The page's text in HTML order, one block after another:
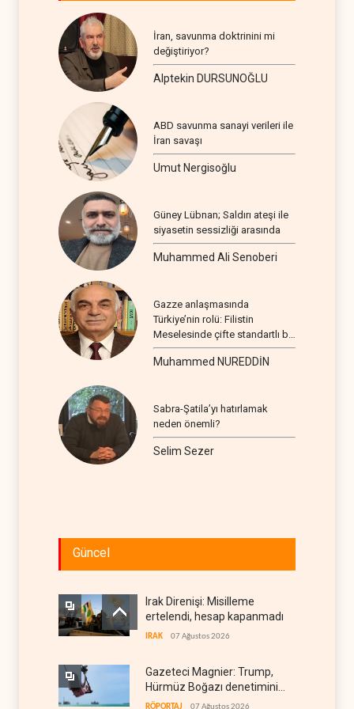
İran, savunma doktrinini mi
değiştiriyor?
Alptekin DURSUNOĞLU
ABD savunma sanayi verileri ile
İran savaşı
Umut Nergisoğlu
Güney Lübnan; Saldırı ateşi ile
siyasetin sessizliği arasında
Muhammed Ali Senoberi
Gazze anlaşmasında
Türkiye’nin rolü: Filistin
Meselesinde çifte standartlı bir
seyir
Muhammed NUREDDİN
Sabra-Şatila’yı hatırlamak
neden önemli?
Selim Sezer
Güncel
Irak Direnişi: Misilleme
ertelendi, hesap kapanmadı
IRAK 07 Ağustos 2026
Gazeteci Magnier: Trump,
Hürmüz Boğazı denetimini
doğrudan İran ve Umman'a
RÖPORTAJ 07 Ağustos 2026